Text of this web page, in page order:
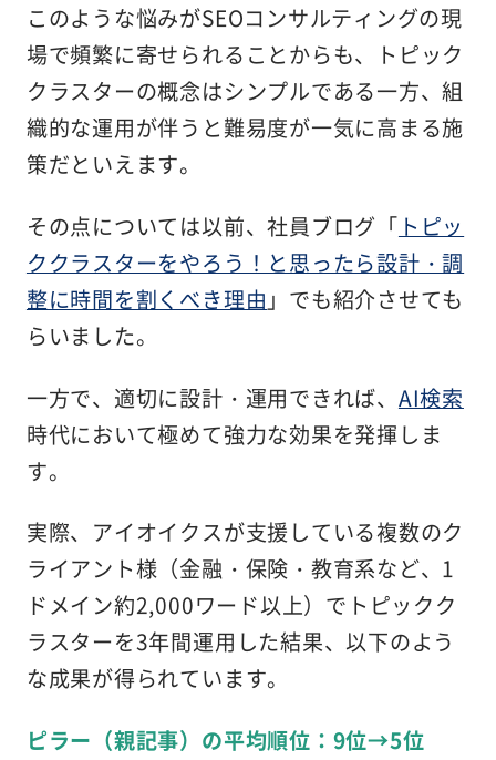
このような悩みがSEOコンサルティングの現
場で頻繁に寄せられることからも、トピック
クラスターの概念はシンプルである一方、組
織的な運用が伴うと難易度が一気に高まる施
策だといえます。
その点については以前、社員ブログ「 トピッ
ククラスターをやろう！と思ったら設計・調
整に時間を割くべき理由 」でも紹介させても
らいました。
一方で、適切に設計・運用できれば、 AI検索
時代において極めて強力な効果を発揮しま
す。
実際、アイオイクスが支援している複数のク
ライアント様（金融・保険・教育系など、1
ドメイン約2,000ワード以上）でトピックク
ラスターを3年間運用した結果、以下のよう
な成果が得られています。
ピラー（親記事）の平均順位：9位→5位